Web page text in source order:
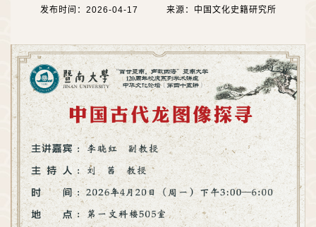
发布时间：2026-04-17 来源：中国文化史籍研究所